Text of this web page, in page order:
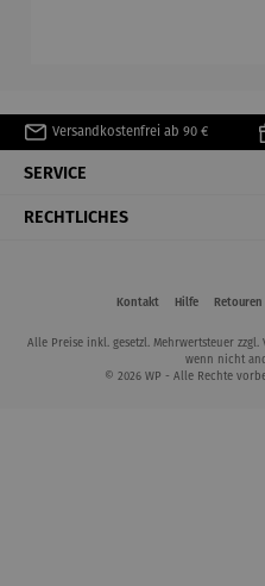
Versandkostenfrei ab 90 €
SERVICE
RECHTLICHES
Kontakt Hilfe Retouren
Alle Preise inkl. gesetzl. Mehrwertsteuer zzgl.
wenn nicht
© 2026 WP - Alle Rechte